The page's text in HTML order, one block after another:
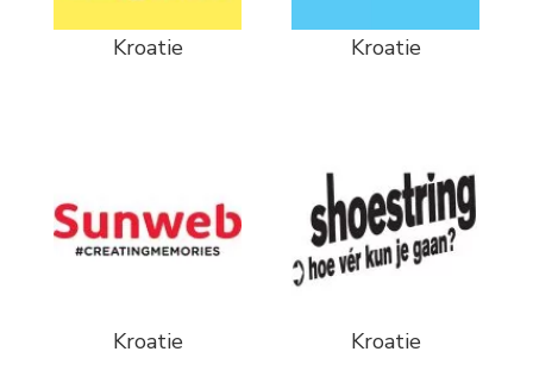
Kroatie Kroatie
Kroatie Kroatie